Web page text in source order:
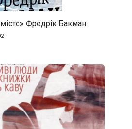
Фредрік Бакман